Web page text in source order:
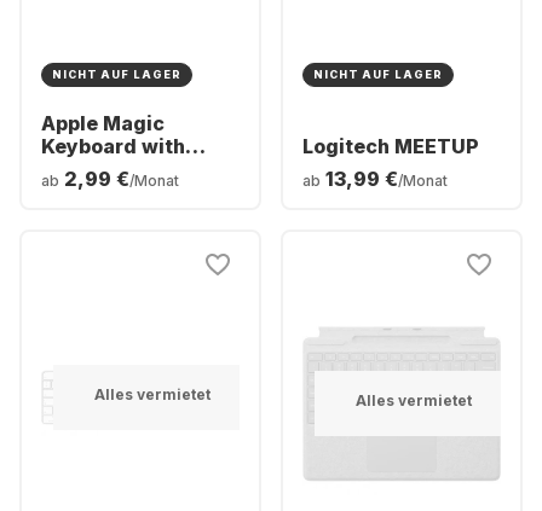
NICHT AUF LAGER
Apple Magic
Keyboard with
Numeric Keypad
ab 2,99 €/Monat
NICHT AUF LAGER
Logitech MEETUP
ab 13,99 €/Monat
Alles vermietet Alles vermietet